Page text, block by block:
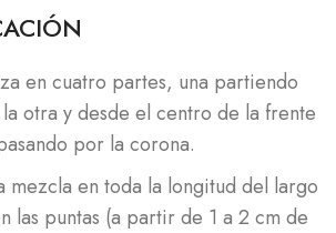
en cuatro partes, una partiendo
otra y desde el centro de la frente
por la corona.
mezcla en toda la longitud del largo
las puntas (a partir de 1 a 2 cm de